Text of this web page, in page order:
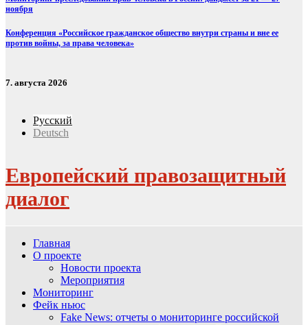
ноября
Конференция «Российское гражданское общество внутри страны и вне ее
против войны, за права человека»
7. августа 2026
Русский
Deutsch
Европейский правозащитный
диалог
Главная
О проекте
Новости проекта
Мероприятия
Мониторинг
Фейк ньюс
Fake News: отчеты о мониторинге российской